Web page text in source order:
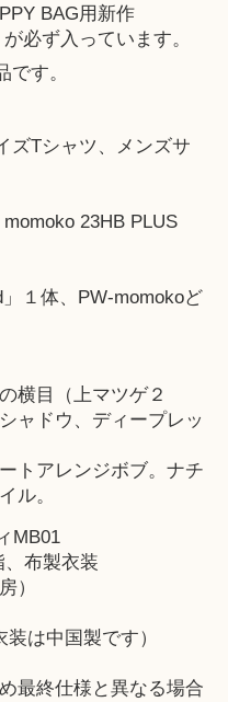
BAG用新作
必ず入っています。
です。
ズTシャツ、メンズサ
momoko 23HB PLUS
」１体、PW-momokoど
横目（上マツゲ２
ャドウ、ディープレッ
トアレンジボブ。ナチ
ル。
MB01
布製衣装
）
は中国製です）
最終仕様と異なる場合